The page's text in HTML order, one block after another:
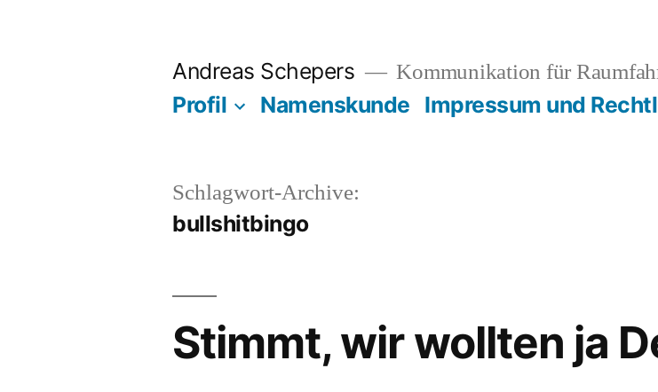
Andreas Schepers Kommunikation für
Profil Namenskunde Impressum und
Schlagwort-Archive:
bullshitbingo
Stimmt, wir wollten ja